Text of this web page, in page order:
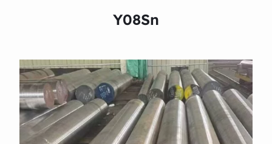
Y08Sn